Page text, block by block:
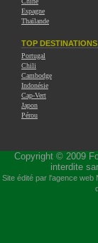
Espagne
Thaïlande
TOP DESTINATIONS
Portugal
Chili
Cambodge
Indonésie
Cap-Vert
Japon
Pérou
Copyright © 2009
interdite
Site édité par l'agence web